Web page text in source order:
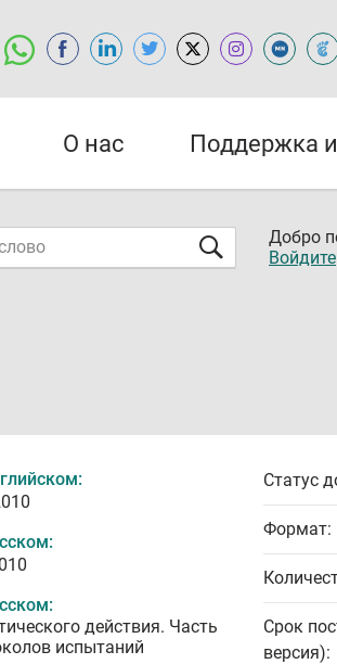
О нас Поддержка
Добро
Войдите
действия. Часть
испытаний
Статус
Формат:
Срок
версия):